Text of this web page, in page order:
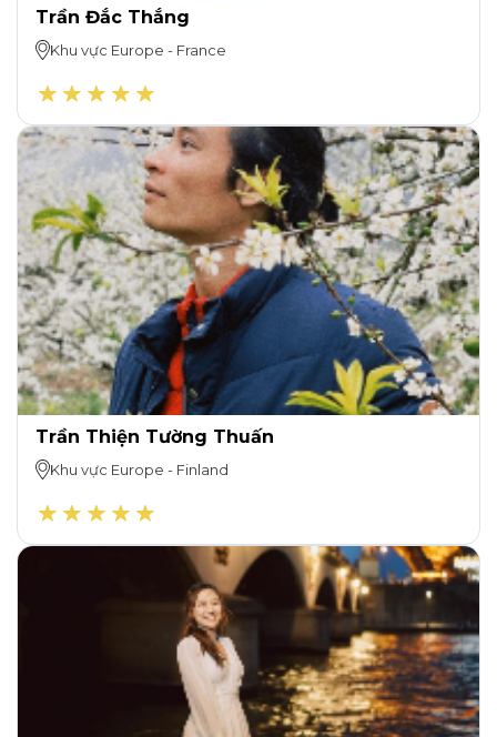
Trần Đắc Thắng
Khu vực Europe - France
Trần Thiện Tường Thuấn
Khu vực Europe - Finland